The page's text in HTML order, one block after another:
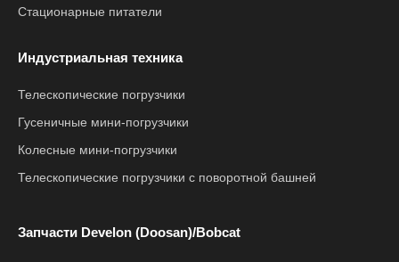
Стационарные питатели
Индустриальная техника
Телескопические погрузчики
Гусеничные мини-погрузчики
Колесные мини-погрузчики
Телескопические погрузчики с поворотной башней
Запчасти Develon (Doosan)/Bobcat